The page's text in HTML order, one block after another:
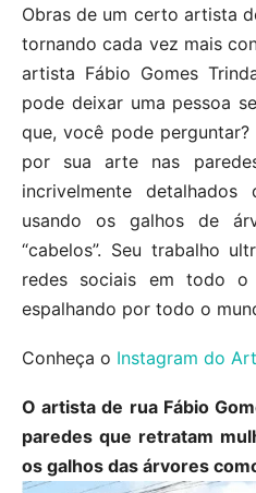
Obras de um certo artista
tornando cada vez mais
artista Fábio Gomes
pode deixar uma pessoa
que, você pode
por sua arte nas
incrivelmente
usando os galhos de
“cabelos”. Seu trabalho
redes sociais em todo
espalhando por todo o
Conheça o Instagram do
O artista de rua Fábio
paredes que retratam
os galhos das árvores